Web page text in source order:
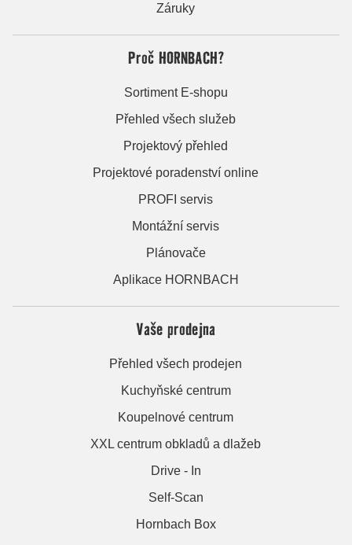
Záruky
Proč HORNBACH?
Sortiment E-shopu
Přehled všech služeb
Projektový přehled
Projektové poradenství online
PROFI servis
Montážní servis
Plánovače
Aplikace HORNBACH
Vaše prodejna
Přehled všech prodejen
Kuchyňské centrum
Koupelnové centrum
XXL centrum obkladů a dlažeb
Drive - In
Self-Scan
Hornbach Box